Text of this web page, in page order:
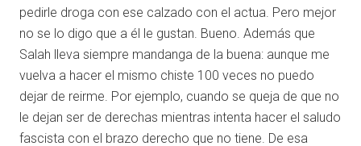
pedirle droga con ese calzado con el actua. Pero mejor
no se lo digo que a él le gustan. Bueno. Además que
Salah lleva siempre mandanga de la buena: aunque me
vuelva a hacer el mismo chiste 100 veces no puedo
dejar de reirme. Por ejemplo, cuando se queja de que no
le dejan ser de derechas mientras intenta hacer el saludo
fascista con el brazo derecho que no tiene. De esa